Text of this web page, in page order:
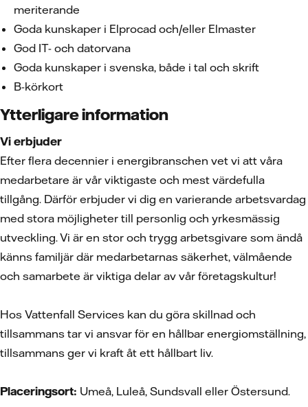
meriterande
Goda kunskaper i Elprocad och/eller Elmaster
God IT- och datorvana
Goda kunskaper i svenska, både i tal och skrift
B-körkort
Ytterligare information
Vi erbjuder
Efter flera decennier i energibranschen vet vi att våra
medarbetare är vår viktigaste och mest värdefulla
tillgång. Därför erbjuder vi dig en varierande arbetsvardag
med stora möjligheter till personlig och yrkesmässig
utveckling. Vi är en stor och trygg arbetsgivare som ändå
känns familjär där medarbetarnas säkerhet, välmående
och samarbete är viktiga delar av vår företagskultur!
Hos Vattenfall Services kan du göra skillnad och
tillsammans tar vi ansvar för en hållbar energiomställning,
tillsammans ger vi kraft åt ett hållbart liv.
Placeringsort: Umeå, Luleå, Sundsvall eller Östersund.